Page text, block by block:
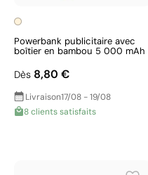
Powerbank publicitaire avec
boîtier en bambou 5 000 mAh
Dès 8,80 €
Livraison17/08 - 19/08
8 clients satisfaits